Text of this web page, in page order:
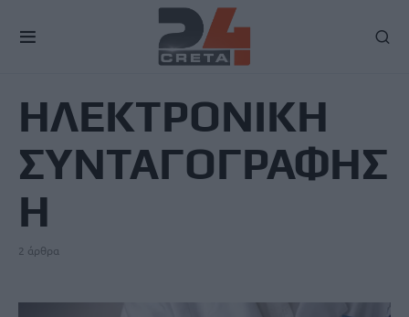
ΗΛΕΚΤΡΟΝΙΚΗ
ΣΥΝΤΑΓΟΓΡΑΦΗΣ
Η
2 άρθρα